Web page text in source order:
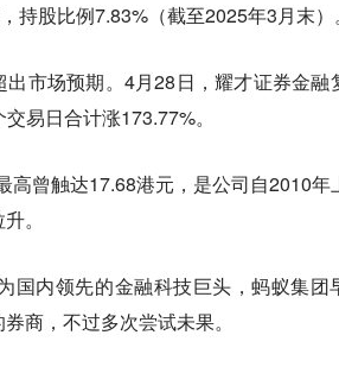
股比例7.83%（截至2025年3月末）。
市场预期。4月28日，耀才证券金融
易日合计涨173.77%。
曾触达17.68港元，是公司自2010年
。
国内领先的金融科技巨头，蚂蚁集团
商，不过多次尝试未果。